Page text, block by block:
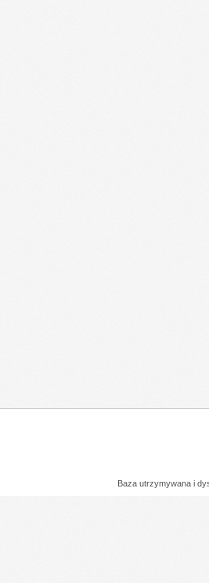
Baza utrzymywana i